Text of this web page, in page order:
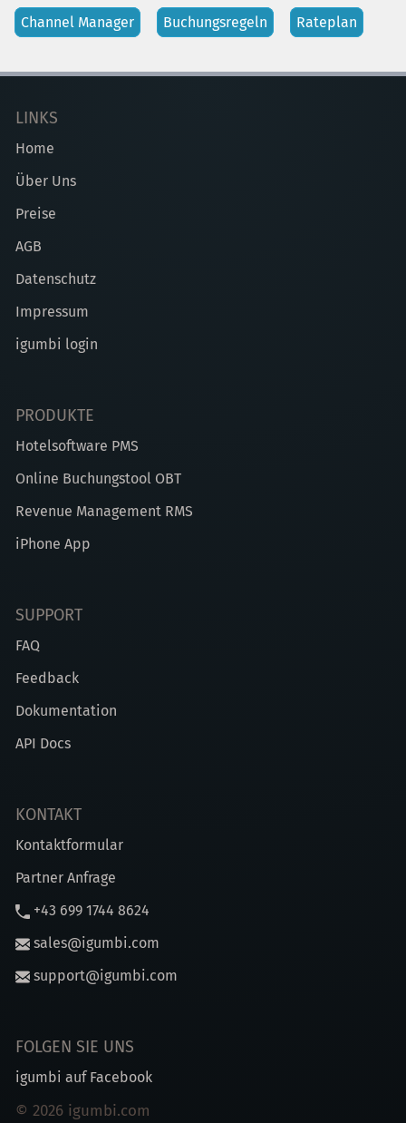
Channel Manager Buchungsregeln Rateplan
LINKS
Home
Über Uns
Preise
AGB
Datenschutz
Impressum
igumbi login
PRODUKTE
Hotelsoftware PMS
Online Buchungstool OBT
Revenue Management RMS
iPhone App
SUPPORT
FAQ
Feedback
Dokumentation
API Docs
KONTAKT
Kontaktformular
Partner Anfrage
+43 699 1744 8624
sales@igumbi.com
support@igumbi.com
FOLGEN SIE UNS
igumbi auf Facebook
© 2026 igumbi.com